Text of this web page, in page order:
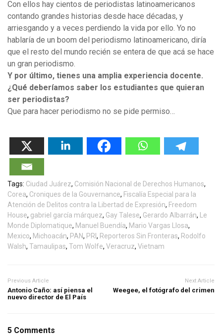
Con ellos hay cientos de periodistas latinoamericanos
contando grandes historias desde hace décadas, y
arriesgando y a veces perdiendo la vida por ello. Yo no
hablaría de un boom del periodismo latinoamericano, diría
que el resto del mundo recién se entera de que acá se hace
un gran periodismo.
Y por último, tienes una amplia experiencia docente.
¿Qué deberíamos saber los estudiantes que quieran
ser periodistas?
Que para hacer periodismo no se pide permiso…
Tags: Ciudad Juárez, Comisión Nacional de Derechos Humanos,
Corea, Croniques de la Gouvernance, Fiscalía Especial para la
Atención de Delitos contra la Libertad de Expresión, Freedom
House, gabriel garcía márquez, Gay Talese, Gerardo Albarrán, Le
Monde Diplomatique, Manuel Buendía, Mario Vargas Llosa,
Mexico, Michoacán, PAN, PRI , Reporteros Sin Fronteras, Rodolfo
Walsh, Tamaulipas, Tom Wolfe, Veracruz, Vietnam
Previous Article
Antonio Caño: así piensa el
nuevo director de El País
Next Article
Weegee, el fotógrafo del crimen
5 Comments